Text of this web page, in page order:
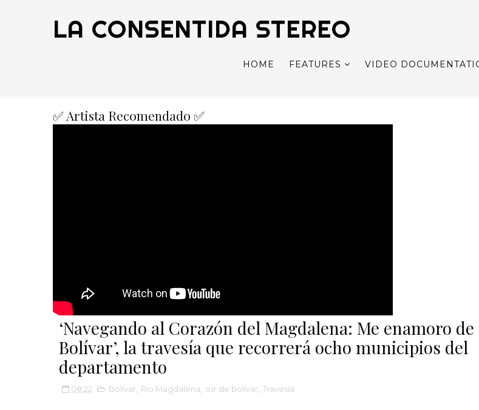
LA CONSENTIDA STEREO
HOME FEATURES VIDEO
✅ Artista Recomendado ✅
‘Navegando al Corazón del Magdalena: Me enamoro de
Bolívar’, la travesía que recorrerá ocho municipios del
departamento
08:22 Bolívar Río Magdalena sur de bolívar Travesía